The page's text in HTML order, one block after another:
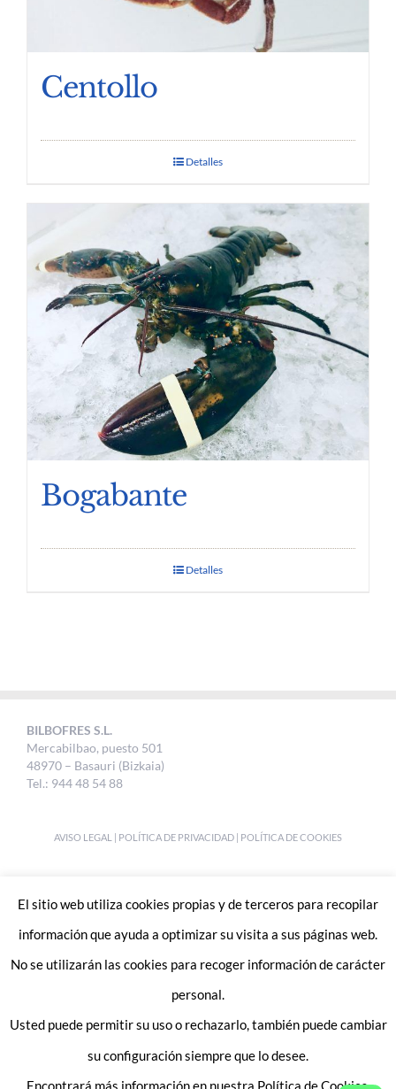
Centollo
Detalles
Bogabante
Detalles
BILBOFRES S.L.
Mercabilbao, puesto 501
48970 – Basauri (Bizkaia)
Tel.: 944 48 54 88
AVISO LEGAL | POLÍTICA DE PRIVACIDAD | POLÍTICA DE COOKIES
Enlaces de interes:
Trabaja con nosotros
El sitio web utiliza cookies propias y de terceros para recopilar
información que ayuda a optimizar su visita a sus páginas web.
No se utilizarán las cookies para recoger información de carácter
personal.
Usted puede permitir su uso o rechazarlo, también puede cambiar
su configuración siempre que lo desee.
Encontrará más información en nuestra Política de Cookies.